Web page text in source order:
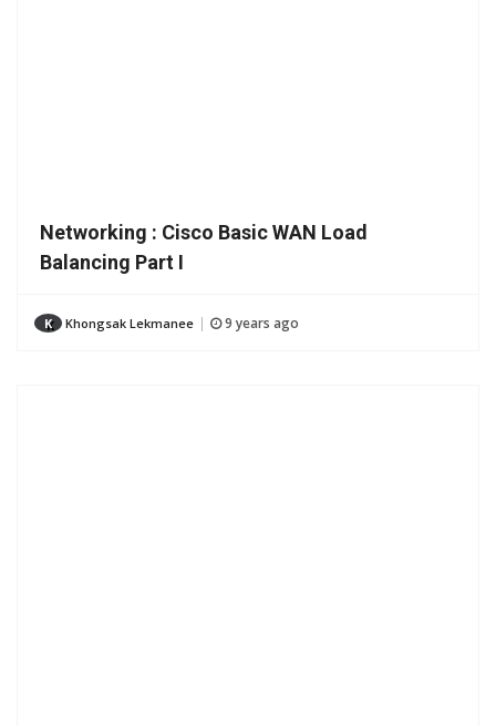
Networking : Cisco Basic WAN Load
Balancing Part I
K Khongsak Lekmanee 9 years ago